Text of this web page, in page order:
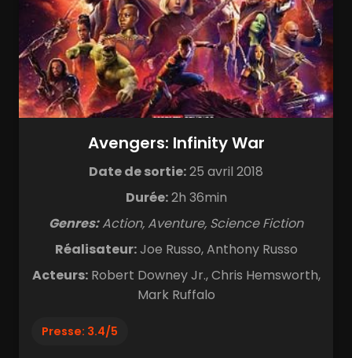
Avengers: Infinity War
Date de sortie:25 avril 2018
Durée:2h 36min
Genres:Action, Aventure, Science Fiction
Réalisateur:Joe Russo, Anthony Russo
Acteurs:Robert Downey Jr., Chris Hemsworth,
Mark Ruffalo
Presse: 3.4/5